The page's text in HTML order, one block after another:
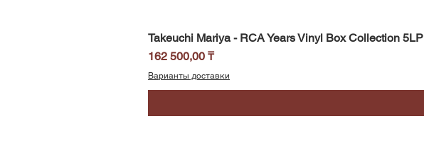
Takeuchi Mariya - RCA Years Vinyl Box Collection 5LP
Цена
162 500,00 ₸
Варианты доставки